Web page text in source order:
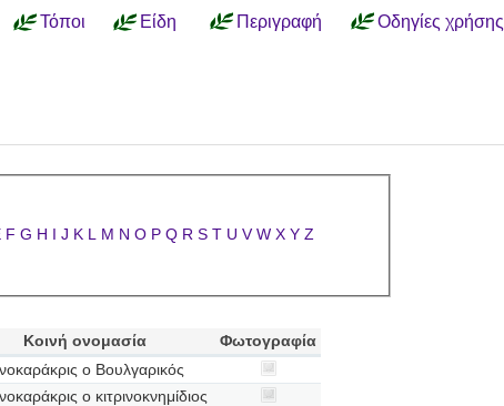
Τόποι Είδη Περιγραφή Οδηγίες χρήσης
F G H I J K L M N O P Q R S T U V W X Y Z
Κοινή ονομασία
Φωτογραφία
ο Βουλγαρικός
ο κιτρινοκνημίδιος